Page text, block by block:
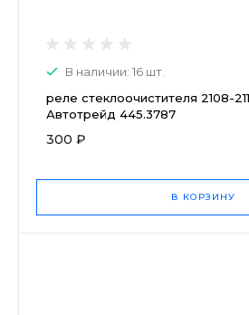
В наличии: 16 шт.
реле стеклоочистителя 2108-
Автотрейд 445.3787
300 ₽
В КОРЗИНУ